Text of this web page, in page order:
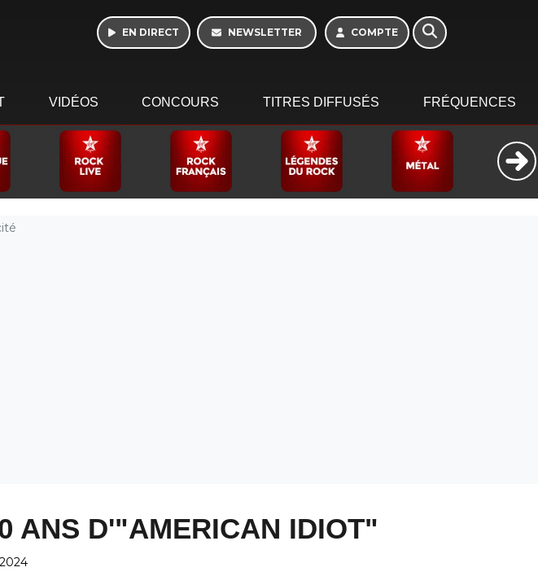
EN DIRECT NEWSLETTER COMPTE
VIDÉOS CONCOURS TITRES DIFFUSÉS FRÉQUENCES
ANS D'"AMERICAN IDIOT"
16h - 20h